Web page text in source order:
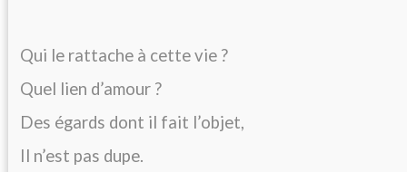
Qui le rattache à cette vie ?
Quel lien d’amour ?
Des égards dont il fait l’objet,
Il n’est pas dupe.